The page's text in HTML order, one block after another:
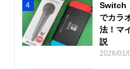
4
Switch
でカラ
法！マ
説